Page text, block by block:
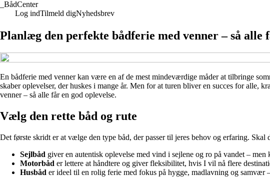
BådCenter
Log indTilmeld digNyhedsbrev
Planlæg den perfekte bådferie med venner – så alle
En bådferie med venner kan være en af de mest mindeværdige måder at tilbringe
skaber oplevelser, der huskes i mange år. Men for at turen bliver en succes for
venner – så alle får en god oplevelse.
Vælg den rette båd og rute
Det første skridt er at vælge den type båd, der passer til jeres behov og erfaring. Skal
Sejlbåd giver en autentisk oplevelse med vind i sejlene og ro på vandet –
Motorbåd er lettere at håndtere og giver fleksibilitet, hvis I vil nå flere
Husbåd er ideel til en rolig ferie med fokus på hygge, madlavning og samvær